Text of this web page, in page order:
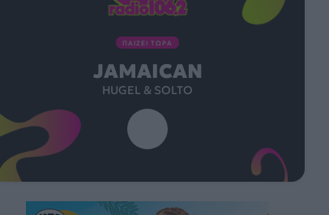
ΠΑΙΖΕΙ ΤΩΡΑ
JAMAICAN
HUGEL & SOLTO